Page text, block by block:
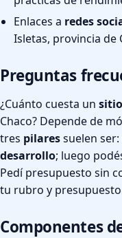
Enlaces a redes
Isletas, provincia de
Preguntas
¿Cuánto cuesta un
Chaco? Depende de
tres pilaressuelen ser:
desarrollo; luego
Pedí presupuesto sin
tu rubro y
Componentes